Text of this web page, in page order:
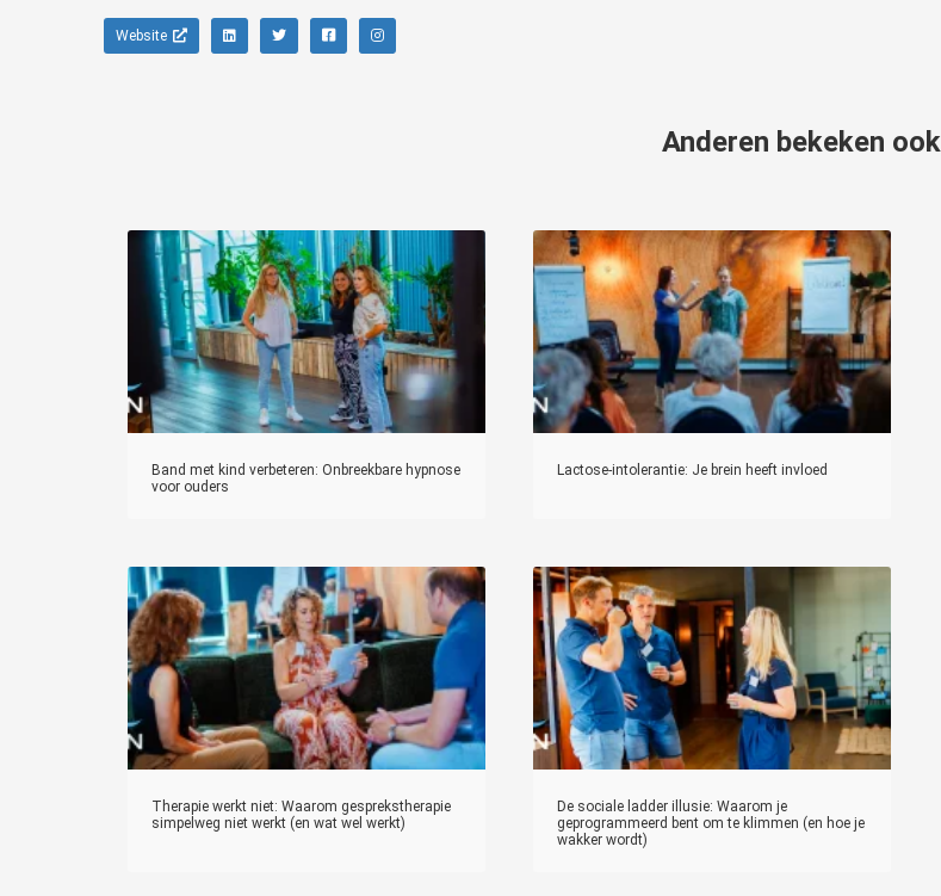
Website
Anderen bekeken ook
Band met kind verbeteren: Onbreekbare hypnose
voor ouders
Lactose-intolerantie: Je brein heeft invloed
Therapie werkt niet: Waarom gesprekstherapie
simpelweg niet werkt (en wat wel werkt)
De sociale ladder illusie: Waarom je
geprogrammeerd bent om te klimmen (en hoe je
wakker wordt)